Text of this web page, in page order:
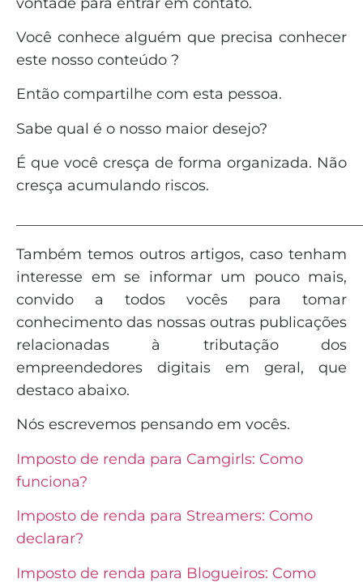
Você conhece alguém que precisa conhecer
este nosso conteúdo ?
Então compartilhe com esta pessoa.
Sabe qual é o nosso maior desejo?
É que você cresça de forma organizada. Não
cresça acumulando riscos.
Também temos outros artigos, caso tenham
interesse em se informar um pouco mais,
convido a todos vocês para tomar
conhecimento das nossas outras publicações
relacionadas à tributação dos
empreendedores digitais em geral, que
destaco abaixo.
Nós escrevemos pensando em vocês.
Imposto de renda para Camgirls: Como
funciona?
Imposto de renda para Streamers: Como
declarar?
Imposto de renda para Blogueiros: Como